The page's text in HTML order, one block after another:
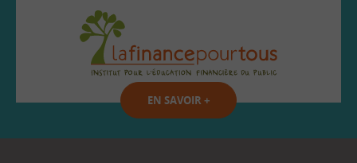
EN SAVOIR +